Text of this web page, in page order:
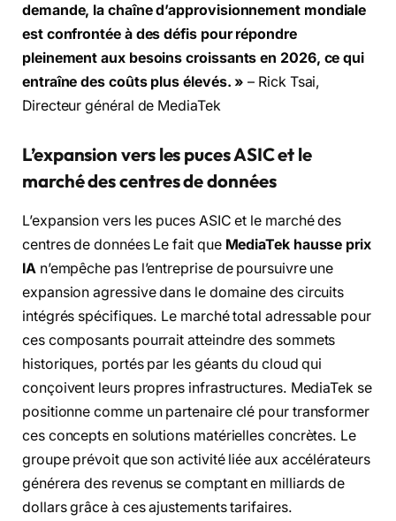
demande, la chaîne d’approvisionnement mondiale
est confrontée à des défis pour répondre
pleinement aux besoins croissants en 2026, ce qui
entraîne des coûts plus élevés. » – Rick Tsai,
Directeur général de MediaTek
L’expansion vers les puces ASIC et le
marché des centres de données
L’expansion vers les puces ASIC et le marché des
centres de données Le fait que MediaTek hausse prix
IA n’empêche pas l’entreprise de poursuivre une
expansion agressive dans le domaine des circuits
intégrés spécifiques. Le marché total adressable pour
ces composants pourrait atteindre des sommets
historiques, portés par les géants du cloud qui
conçoivent leurs propres infrastructures. MediaTek se
positionne comme un partenaire clé pour transformer
ces concepts en solutions matérielles concrètes. Le
groupe prévoit que son activité liée aux accélérateurs
générera des revenus se comptant en milliards de
dollars grâce à ces ajustements tarifaires.